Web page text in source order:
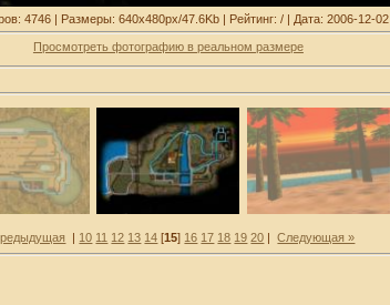
4746 | Размеры: 640x480px/47.6Kb | Рейтинг: / | Дата: 2006-12-02
Просмотреть фотографию в реальном размере
| 10 11 12 13 14 [15] 16 17 18 19 20 |Следующая »